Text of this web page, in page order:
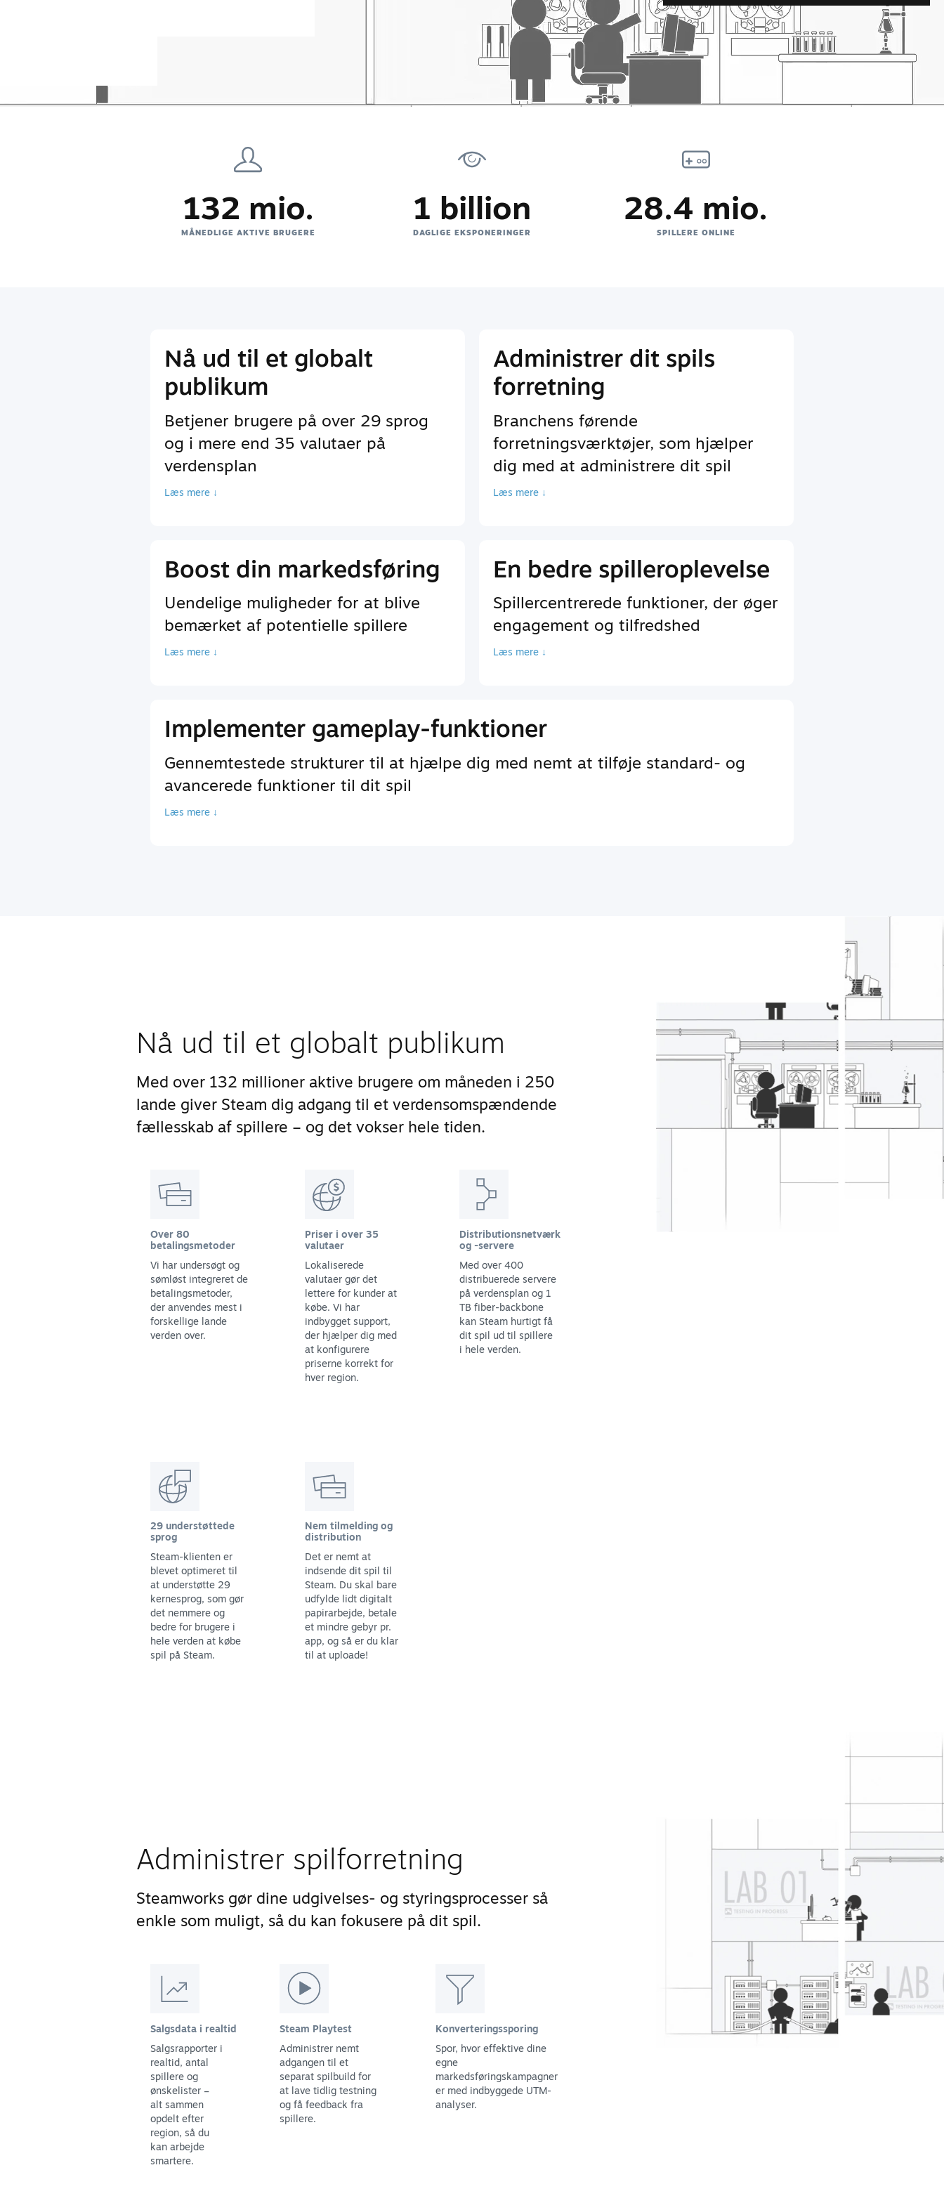
132 mio.
MÅNEDLIGE AKTIVE BRUGERE
1 billion
DAGLIGE EKSPONERINGER
28.4 mio.
SPILLERE ONLINE
Nå ud til et globalt
publikum
Betjener brugere på over 29 sprog
og i mere end 35 valutaer på
verdensplan
Læs mere ↓
Administrer dit spils
forretning
Branchens førende
forretningsværktøjer, som hjælper
dig med at administrere dit spil
Læs mere ↓
Boost din markedsføring
Uendelige muligheder for at blive
bemærket af potentielle spillere
Læs mere ↓
En bedre spilleroplevelse
Spillercentrerede funktioner, der øger
engagement og tilfredshed
Læs mere ↓
Implementer gameplay-funktioner
Gennemtestede strukturer til at hjælpe dig med nemt at tilføje standard- og
avancerede funktioner til dit spil
Læs mere ↓
Nå ud til et globalt publikum
Med over 132 millioner aktive brugere om måneden i 250
lande giver Steam dig adgang til et verdensomspændende
fællesskab af spillere – og det vokser hele tiden.
Over 80
betalingsmetoder
Vi har undersøgt og
sømløst integreret de
betalingsmetoder,
der anvendes mest i
forskellige lande
verden over.
Priser i over 35
valutaer
Lokaliserede
valutaer gør det
lettere for kunder at
købe. Vi har
indbygget support,
der hjælper dig med
at konfigurere
priserne korrekt for
hver region.
Distributionsnetværk
og -servere
Med over 400
distribuerede servere
på verdensplan og 1
TB fiber-backbone
kan Steam hurtigt få
dit spil ud til spillere
i hele verden.
29 understøttede
sprog
Steam-klienten er
blevet optimeret til
at understøtte 29
kernesprog, som gør
det nemmere og
bedre for brugere i
hele verden at købe
spil på Steam.
Nem tilmelding og
distribution
Det er nemt at
indsende dit spil til
Steam. Du skal bare
udfylde lidt digitalt
papirarbejde, betale
et mindre gebyr pr.
app, og så er du klar
til at uploade!
Administrer spilforretning
Steamworks gør dine udgivelses- og styringsprocesser så
enkle som muligt, så du kan fokusere på dit spil.
Salgsdata i realtid
Salgsrapporter i
realtid, antal
spillere og
ønskelister –
alt sammen
opdelt efter
region, så du
kan arbejde
smartere.
Steam Playtest
Administrer nemt
adgangen til et
separat spilbuild for
at lave tidlig testning
og få feedback fra
spillere.
Konverteringssporing
Spor, hvor effektive dine
egne
markedsføringskampagner
er med indbyggede UTM-
analyser.